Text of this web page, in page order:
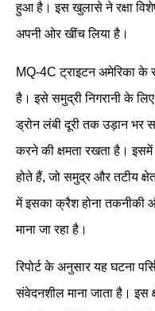
हुआ है। इस खुलासे ने रक्षा
अपनी ओर खींच लिया है।
MQ-4C ट्राइटन अमेरिका के
है। इसे समुद्री निगरानी के
ड्रोन लंबी दूरी तक उड़ान भर
करने की क्षमता रखता है।
होते हैं, जो समुद्र और तटीय
में इसका क्रैश होना तकनीकी
माना जा रहा है।
रिपोर्ट के अनुसार यह घटना
संवेदनशील माना जाता है। इस